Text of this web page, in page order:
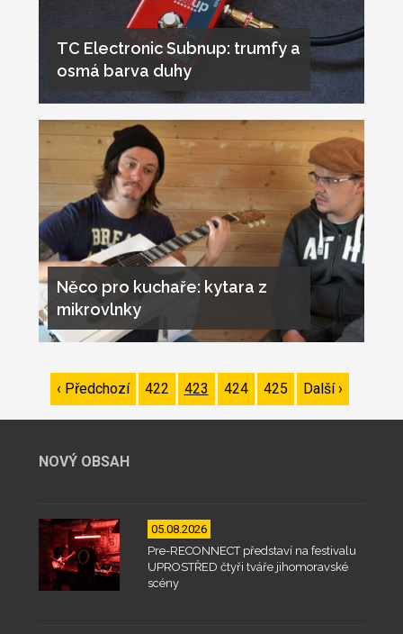
TC Electronic Subnup: trumfy a
osmá barva duhy
Něco pro kuchaře: kytara z
mikrovlnky
Pagination
Předchozí
stránka
‹ Předchozí Page
422 Page
423 Page
424 Page
425
Následující
stránka
Další ›
NOVÝ OBSAH
05.08.2026
Pre-RECONNECT představí na festivalu
UPROSTŘED čtyři tváře jihomoravské
scény